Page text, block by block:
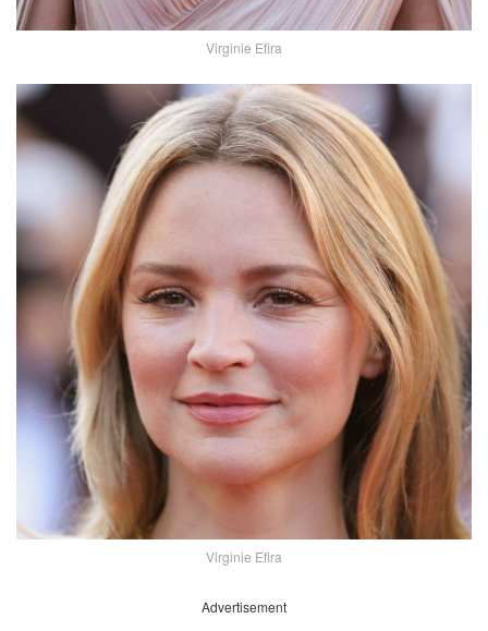
Virginie Efira
Virginie Efira
Advertisement